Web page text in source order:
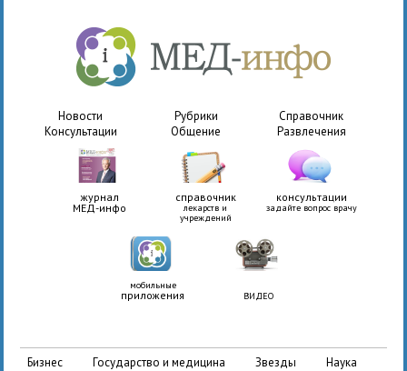
Новости Рубрики
Справочник
Консультации
Общение Развлечения
журнал
МЕД-инфо
справочник
лекарств и
учреждений
консультации
задайте вопрос врачу
мобильные
приложения ВИДЕО
бизнес государство и медицина звезды
наука